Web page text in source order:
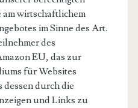
am wirtschaftlichem
im Sinne des Art.
des
EU, das zur
für Websites
durch die
und Links zu